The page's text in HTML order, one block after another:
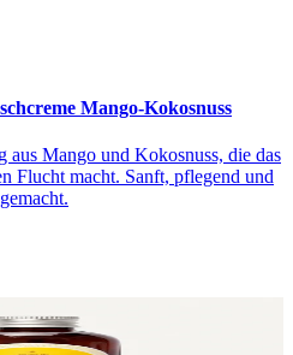
Mango-Kokosnuss
aus Mango und Kokosnuss, die das
Flucht macht. Sanft, pflegend und